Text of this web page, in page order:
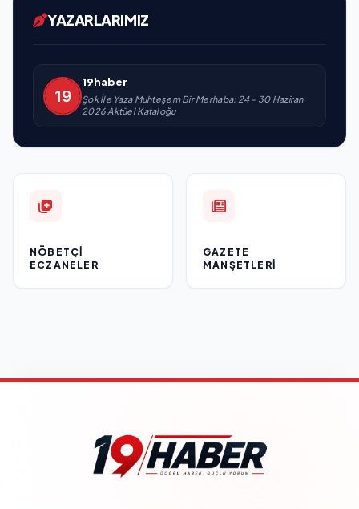
YAZARLARIMIZ
19haber
Şok İle Yaza Muhteşem Bir Merhaba: 24 - 30 Haziran
2026 Aktüel Kataloğu
NÖBETÇI
ECZANELER
GAZETE
MANŞETLERI